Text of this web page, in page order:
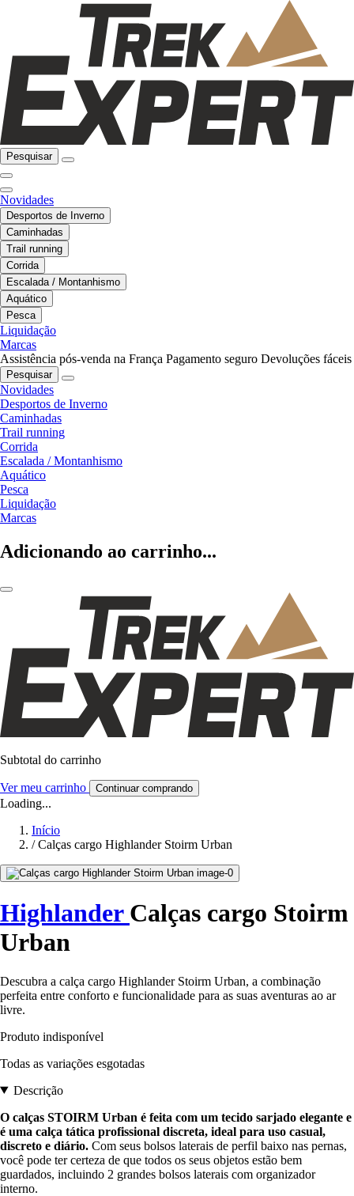
Pesquisar
Novidades
Desportos de Inverno
Caminhadas
Trail running
Corrida
Escalada / Montanhismo
Aquático
Pesca
Liquidação
Marcas
Assistência pós-venda na França Pagamento seguro Devoluções fáceis
Pesquisar
Novidades
Desportos de Inverno
Caminhadas
Trail running
Corrida
Escalada / Montanhismo
Aquático
Pesca
Liquidação
Marcas
Adicionando ao carrinho...
Subtotal do carrinho
Ver meu carrinho Continuar comprando
Loading...
Início
/ Calças cargo Highlander Stoirm Urban
Highlander Calças cargo Stoirm
Urban
Descubra a calça cargo Highlander Stoirm Urban, a combinação
perfeita entre conforto e funcionalidade para as suas aventuras ao ar
livre.
Produto indisponível
Todas as variações esgotadas
Descrição
O calças STOIRM Urban é feita com um tecido sarjado elegante e
é uma calça tática profissional discreta, ideal para uso casual,
discreto e diário. Com seus bolsos laterais de perfil baixo nas pernas,
você pode ter certeza de que todos os seus objetos estão bem
guardados, incluindo 2 grandes bolsos laterais com organizador
interno.